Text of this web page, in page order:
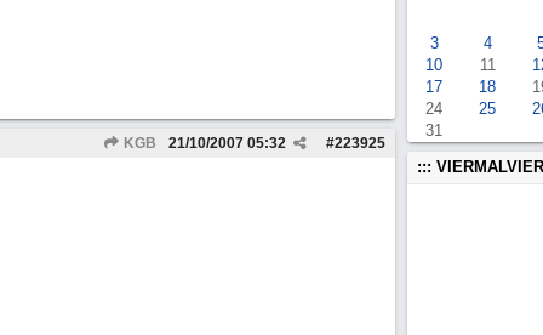
KGB #223925
21/10/2007 05:32
3 4
10
11
17
18
24
25
31
:::